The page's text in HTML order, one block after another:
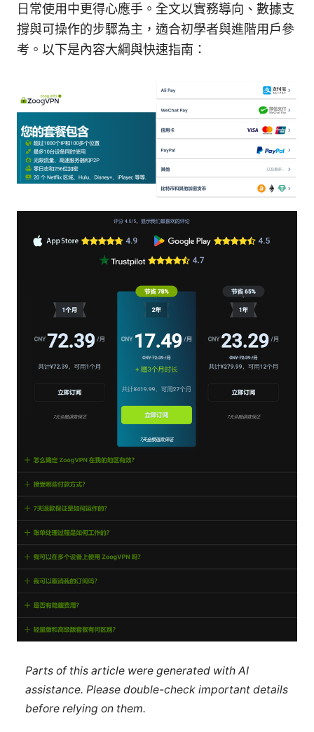
日常使用中更得心應手。全文以實務導向、數據支
撐與可操作的步驟為主，適合初學者與進階用戶參
考。以下是內容大綱與快速指南：
Parts of this article were generated with AI
assistance. Please double-check important details
before relying on them.